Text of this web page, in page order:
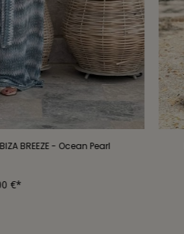
BREEZE - Ocean Pearl
€*